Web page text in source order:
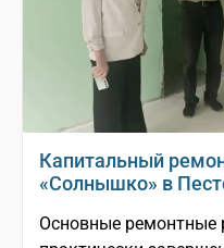
Капитальный
«Солнышко» в
Основные ремонтные